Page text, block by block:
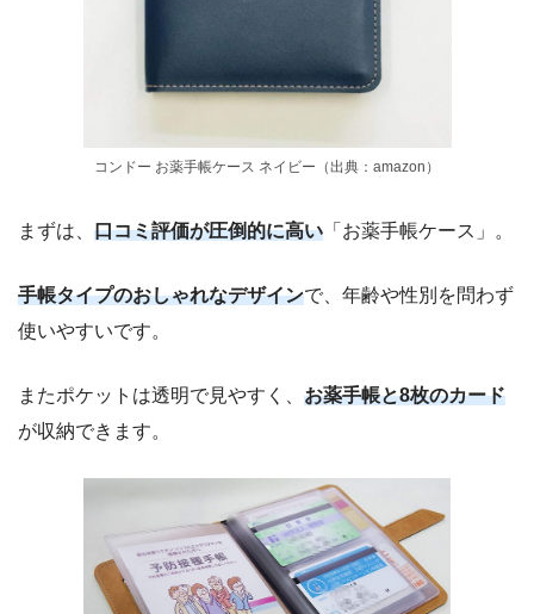
コンドー お薬手帳ケース ネイビー（出典：amazon）
まずは、 口コミ評価が圧倒的に高い 「お薬手帳ケース」。
手帳タイプのおしゃれなデザインで、年齢や性別を問わず
使いやすいです。
またポケットは透明で見やすく、 お薬手帳と8枚のカード
が収納できます。